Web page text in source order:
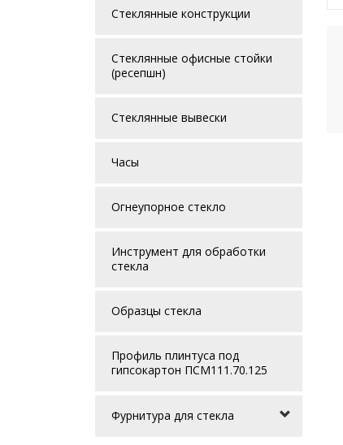
Стеклянные конструкции
Стеклянные офисные стойки
(ресепшн)
Стеклянные вывески
Часы
Огнеупорное стекло
Инструмент для обработки
стекла
Образцы стекла
Профиль плинтуса под
гипсокартон ПСМ111.70.125
Фурнитура для стекла